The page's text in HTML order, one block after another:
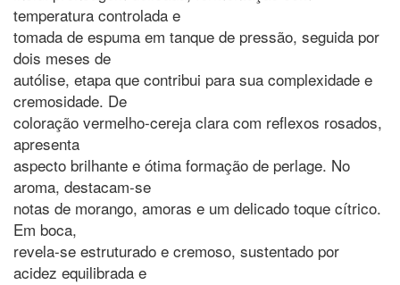
temperatura controlada e
tomada de espuma em tanque de pressão, seguida por
dois meses de
autólise, etapa que contribui para sua complexidade e
cremosidade. De
coloração vermelho-cereja clara com reflexos rosados,
apresenta
aspecto brilhante e ótima formação de perlage. No
aroma, destacam-se
notas de morango, amoras e um delicado toque cítrico.
Em boca,
revela-se estruturado e cremoso, sustentado por
acidez equilibrada e